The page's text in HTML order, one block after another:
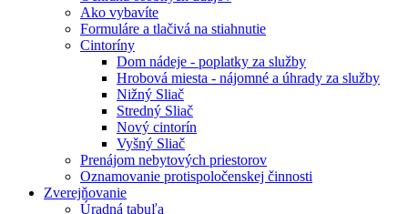
Ako vybavíte
Formuláre a tlačivá na stiahnutie
Cintoríny
Dom nádeje - poplatky za služby
Hrobová miesta - nájomné a úhrady za služby
Nižný Sliač
Stredný Sliač
Nový cintorín
Vyšný Sliač
Prenájom nebytových priestorov
Oznamovanie protispoločenskej činnosti
Zverejňovanie
Úradná tabuľa